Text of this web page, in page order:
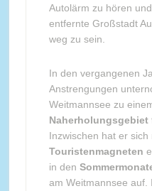
Autolärm zu hören
entfernte Großstadt
weg zu sein.
In den vergangenen
Anstrengungen
Weitmannsee zu
Naherholungsgebiet
Inzwischen hat er
Touristenmagneten
in den
am Weitmannsee auf.